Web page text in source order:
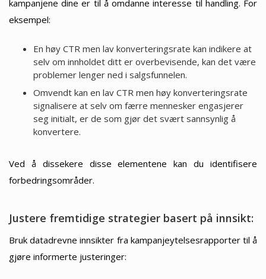
kampanjene dine er til å omdanne interesse til handling. For
eksempel:
En høy CTR men lav konverteringsrate kan indikere at
selv om innholdet ditt er overbevisende, kan det være
problemer lenger ned i salgsfunnelen.
Omvendt kan en lav CTR men høy konverteringsrate
signalisere at selv om færre mennesker engasjerer
seg initialt, er de som gjør det svært sannsynlig å
konvertere.
Ved å dissekere disse elementene kan du identifisere
forbedringsområder.
Justere fremtidige strategier basert på innsikt:
Bruk datadrevne innsikter fra kampanjeytelsesrapporter til å
gjøre informerte justeringer: